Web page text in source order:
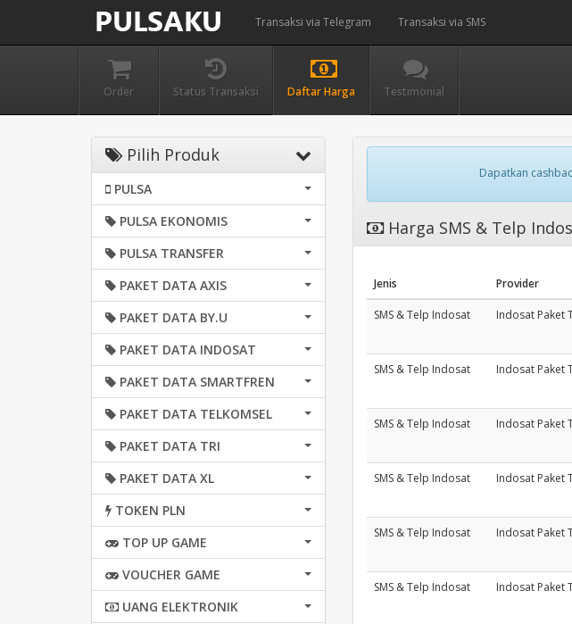
Transaksi via Telegram Transaksi via SMS
Order Status Transaksi Daftar Harga Testimonial
Pilih Produk
PULSA
PULSA EKONOMIS
PULSA TRANSFER
PAKET DATA AXIS
PAKET DATA BY.U
PAKET DATA INDOSAT
PAKET DATA SMARTFREN
PAKET DATA TELKOMSEL
PAKET DATA TRI
PAKET DATA XL
TOKEN PLN
TOP UP GAME
VOUCHER GAME
UANG ELEKTRONIK
Dapatkan
Harga SMS & Telp
Jenis Provider
SMS & Telp Indosat Indosat Paket
SMS & Telp Indosat Indosat Paket
SMS & Telp Indosat Indosat Paket
SMS & Telp Indosat Indosat Paket
SMS & Telp Indosat Indosat Paket
SMS & Telp Indosat Indosat Paket